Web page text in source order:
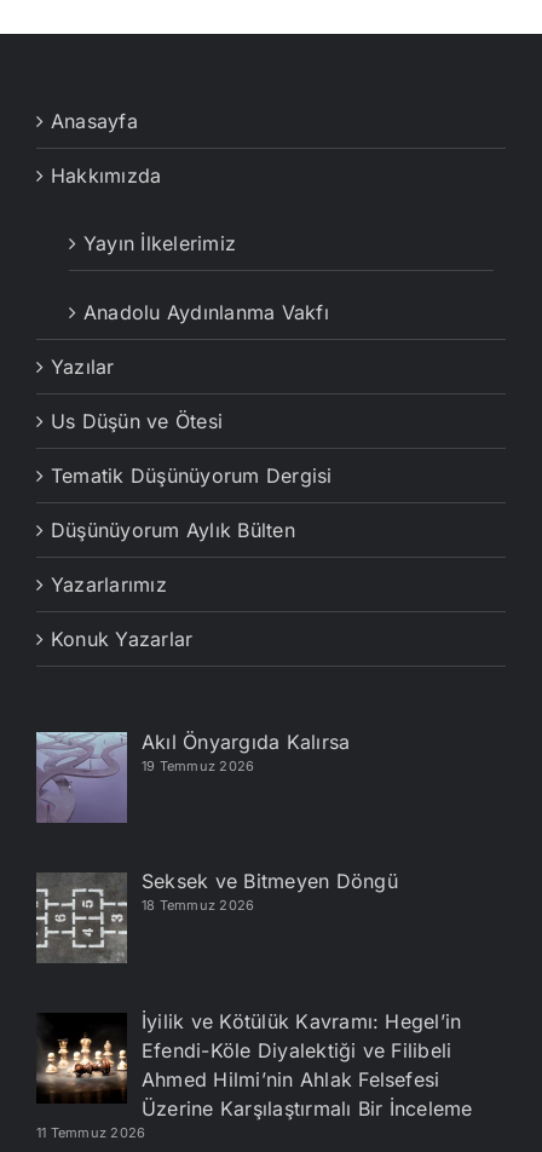
Anasayfa
Hakkımızda
Yayın İlkelerimiz
Anadolu Aydınlanma Vakfı
Yazılar
Us Düşün ve Ötesi
Tematik Düşünüyorum Dergisi
Düşünüyorum Aylık Bülten
Yazarlarımız
Konuk Yazarlar
Akıl Önyargıda Kalırsa
19 Temmuz 2026
Seksek ve Bitmeyen Döngü
18 Temmuz 2026
İyilik ve Kötülük Kavramı: Hegel’in
Efendi-Köle Diyalektiği ve Filibeli
Ahmed Hilmi’nin Ahlak Felsefesi
Üzerine Karşılaştırmalı Bir İnceleme
11 Temmuz 2026